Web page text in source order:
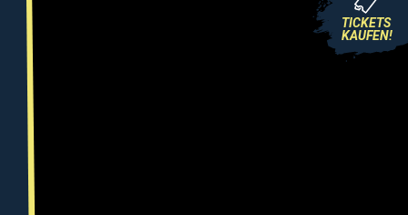
TICKETS
KAUFEN!